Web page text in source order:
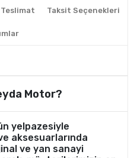
Taksit Seçenekleri
Motor?
yelpazesiyle
aksesuarlarında
ve yan sanayi